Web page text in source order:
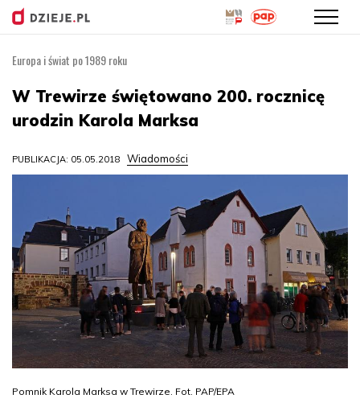
treści
Europa i świat po 1989 roku
W Trewirze świętowano 200. rocznicę
urodzin Karola Marksa
PUBLIKACJA: 05.05.2018 Wiadomości
Pomnik Karola Marksa w Trewirze. Fot. PAP/EPA